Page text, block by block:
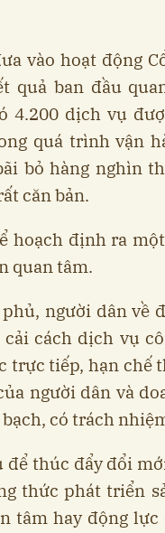
vào hoạt động
quả ban đầu
4.200 dịch vụ
quá trình vận
bỏ hàng nghìn
căn bản.
hoạch định ra
quan tâm.
người dân về
cách dịch vụ
trực tiếp, hạn chế
người dân và
có trách
thúc đẩy đổi
thức phát triển
tâm hay động lực